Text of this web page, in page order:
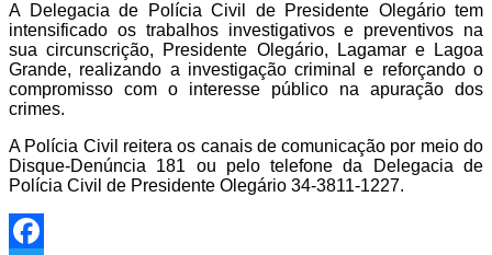
A Delegacia de Polícia Civil de Presidente Olegário tem
intensificado os trabalhos investigativos e preventivos na
sua circunscrição, Presidente Olegário, Lagamar e Lagoa
Grande, realizando a investigação criminal e reforçando o
compromisso com o interesse público na apuração dos
crimes.
A Polícia Civil reitera os canais de comunicação por meio do
Disque-Denúncia 181 ou pelo telefone da Delegacia de
Polícia Civil de Presidente Olegário 34-3811-1227.